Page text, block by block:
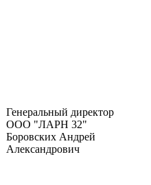
Генеральный директор
ООО "ЛАРН 32"
Боровских Андрей
Александрович